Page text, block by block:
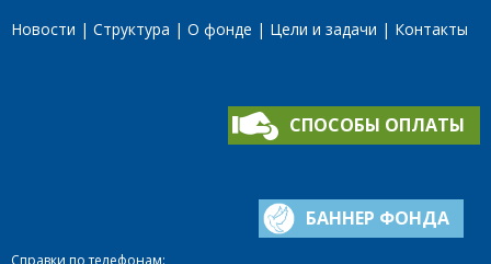
Новости Структура О фонде Цели и задачи Контакты
СПОСОБЫ ОПЛАТЫ
БАННЕР ФОНДА
Справки по телефонам: